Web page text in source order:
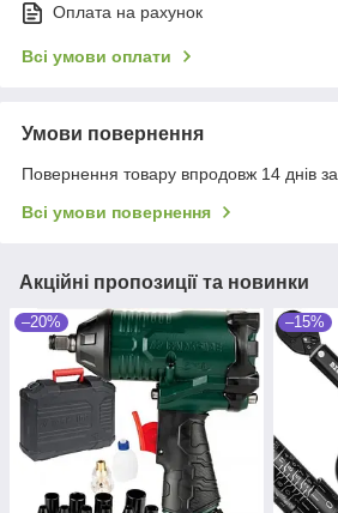
Оплата на рахунок
Всі умови оплати
Умови повернення
Повернення товару впродовж 14 днів
Всі умови повернення
Акційні пропозиції та новинки
–20% –15%